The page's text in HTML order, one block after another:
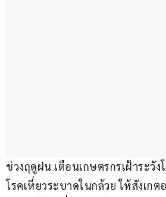
ช่วงฤดูฝน เตือนเกษตรกรเฝ้าระวั
โรคเหี่ยวระบาดในกล้วย ให้สังเกต